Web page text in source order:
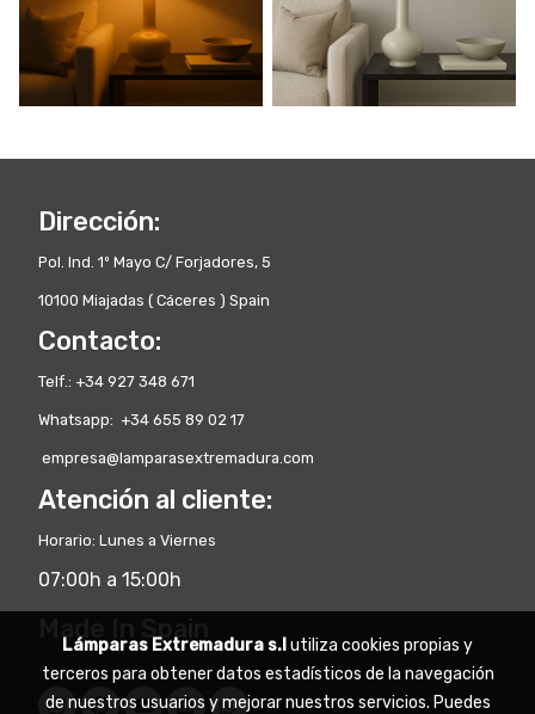
Dirección:
Pol. Ind. 1º Mayo C/ Forjadores, 5
10100 Miajadas ( Cáceres ) Spain
Contacto:
Telf.: +34 927 348 671
Whatsapp: +34 655 89 02 17
empresa@lamparasextremadura.com
Atención al cliente:
Horario: Lunes a Viernes
07:00h a 15:00h
Made In Spain
Lámparas Extremadura s.lutiliza cookies propias y
terceros para obtener datos estadísticos de la navegación
de nuestros usuarios y mejorar nuestros servicios. Puedes